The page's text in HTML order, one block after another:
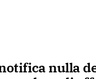
nulla